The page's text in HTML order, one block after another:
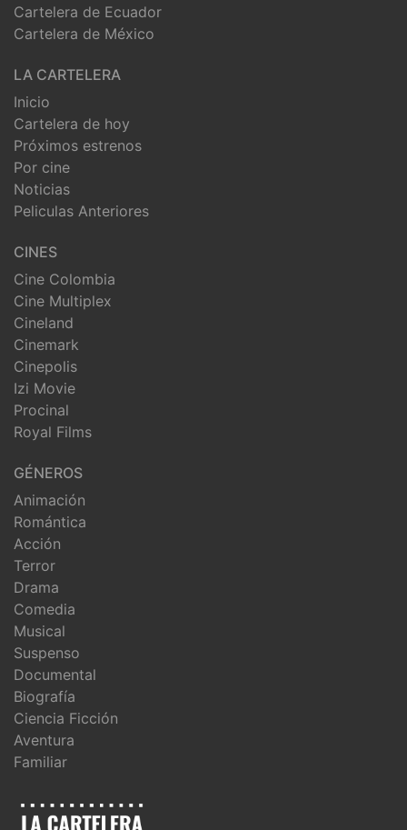
Cartelera de Ecuador
Cartelera de México
LA CARTELERA
Inicio
Cartelera de hoy
Próximos estrenos
Por cine
Noticias
Peliculas Anteriores
CINES
Cine Colombia
Cine Multiplex
Cineland
Cinemark
Cinepolis
Izi Movie
Procinal
Royal Films
GÉNEROS
Animación
Romántica
Acción
Terror
Drama
Comedia
Musical
Suspenso
Documental
Biografía
Ciencia Ficción
Aventura
Familiar